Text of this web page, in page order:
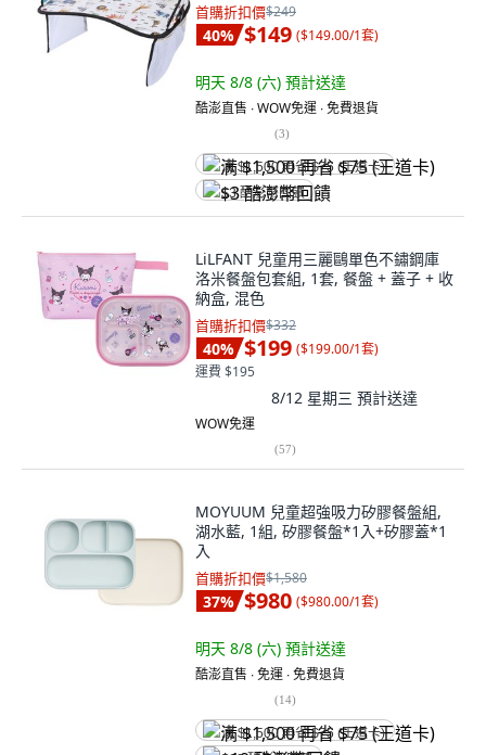
首購折扣價$249
40% $149 ($149.00/1套)
明天 8/8 (六) 預計送達
酷澎直售 ∙ WOW免運 ∙ 免費退貨
(3)
满 $1,500 再省 $75 (王道卡)
$3 酷澎幣回饋
LiLFANT 兒童用三麗鷗單色不鏽鋼庫
洛米餐盤包套組, 1套, 餐盤 + 蓋子 + 收
納盒, 混色
首購折扣價$332
40% $199 ($199.00/1套)
運費 $195
8/12 星期三 預計送達
WOW免運
(57)
MOYUUM 兒童超強吸力矽膠餐盤組,
湖水藍, 1組, 矽膠餐盤*1入+矽膠蓋*1
入
首購折扣價$1,580
37% $980 ($980.00/1套)
明天 8/8 (六) 預計送達
酷澎直售 ∙ 免運 ∙ 免費退貨
(14)
满 $1,500 再省 $75 (王道卡)